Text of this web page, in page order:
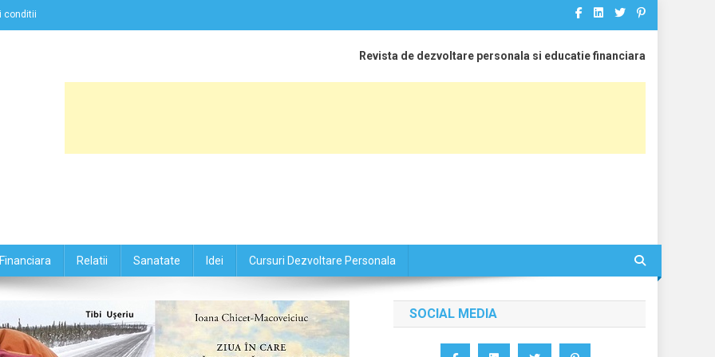
conditii
Revista de dezvoltare personala si educatie financiara
Relatii Sanatate Idei Cursuri Dezvoltare Personala
SOCIAL MEDIA